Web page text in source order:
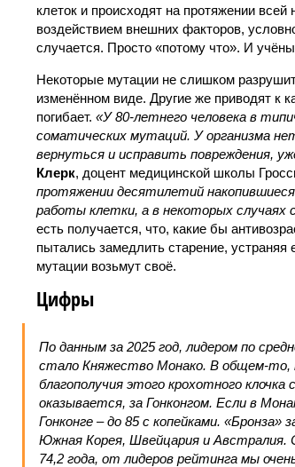
клеток и происходят на протяжении
воздействием внешних факторов,
случается. Просто «потому что». И
Некоторые мутации не слишком
изменённом виде. Другие же приводят к
погибает. «У 80-летнего человека в
соматических мутаций. У организма
вернуться и исправить повреждения,
Клерк, доцент медицинской школы
протяжении десятилетий
работы клетки, а в некоторых случаях
есть получается, что, какие бы
пытались замедлить старение, устраняя
мутации возьмут своё.
Цифры
По данным за 2025 год, лидером по
стало Княжество Монако. В общем-то,
благополучия этого крохотного
оказывается, за Гонконгом. Если в
Гонконге – до 85 с копейками.
Южная Корея, Швейцария и Австралия.
74,2 года, от лидеров рейтинга мы